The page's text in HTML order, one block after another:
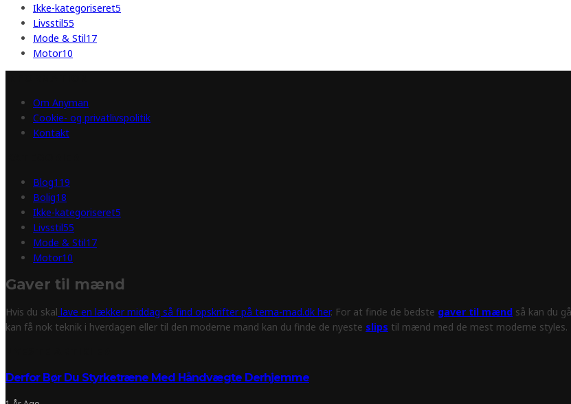
Ikke-kategoriseret5
Livsstil55
Mode & Stil17
Motor10
Om Anyman
Cookie- og privatlivspolitik
Kontakt
Blog119
Bolig18
Ikke-kategoriseret5
Livsstil55
Mode & Stil17
Motor10
Gaver til mænd
Hvis du skal lave en lækker middag så find opskrifter på tema-mad.dk her. For at finde de bedste gaver til mænd så kan du
kan få nok teknik i hverdagen eller til den moderne mand kan du finde de nyeste slips til mænd med de mest moderne styles.
Derfor Bør Du Styrketræne Med Håndvægte Derhjemme